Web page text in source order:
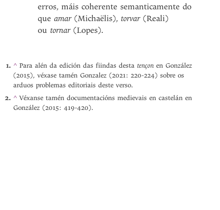
erros, máis coherente semanticamente do
queamar(Michaëlis),torvar(Reali)
outornar(Lopes).
^ Para alén da edición das fiindas destatençon en González
(2015), véxase tamén Gonzalez (2021: 220-224) sobre os
arduos problemas editoriais deste verso.
^ Véxanse tamén documentacións medievais en castelán en
González (2015: 419-420).